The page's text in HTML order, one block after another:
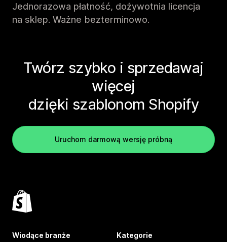
Jednorazowa płatność, dożywotnia licencja
na sklep. Ważne bezterminowo.
Twórz szybko i sprzedawaj
więcej
dzięki szablonom Shopify
Uruchom darmową wersję próbną
Wiodące branże Kategorie